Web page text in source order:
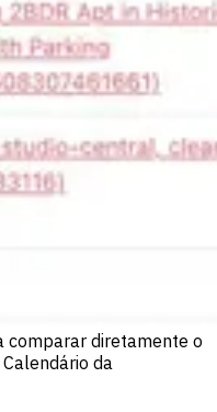
comparar diretamente o
da